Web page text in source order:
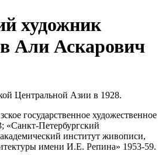
художник
Али Аскарович
Центральной Азии в 1928.
государственное художественное
«Санкт-Петербургский
институт живописи,
имени И.Е. Репина» 1953-59.